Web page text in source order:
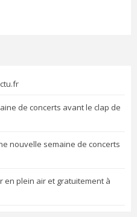
de concerts avant le clap de
nouvelle semaine de concerts
en plein air et gratuitement à